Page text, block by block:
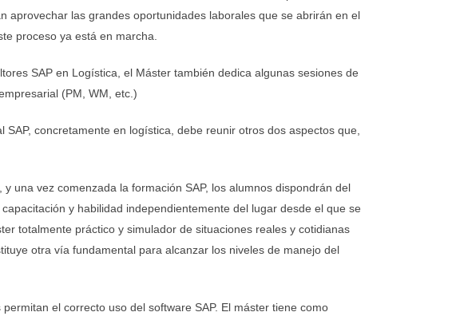
aprovechar las grandes oportunidades laborales que se abrirán en el
proceso ya está en marcha.
SAP en Logística, el Máster también dedica algunas sesiones de
(PM, WM, etc.)
concretamente en logística, debe reunir otros dos aspectos que,
una vez comenzada la formación SAP, los alumnos dispondrán del
y habilidad independientemente del lugar desde el que se
totalmente práctico y simulador de situaciones reales y cotidianas
otra vía fundamental para alcanzar los niveles de manejo del
el correcto uso del software SAP. El máster tiene como